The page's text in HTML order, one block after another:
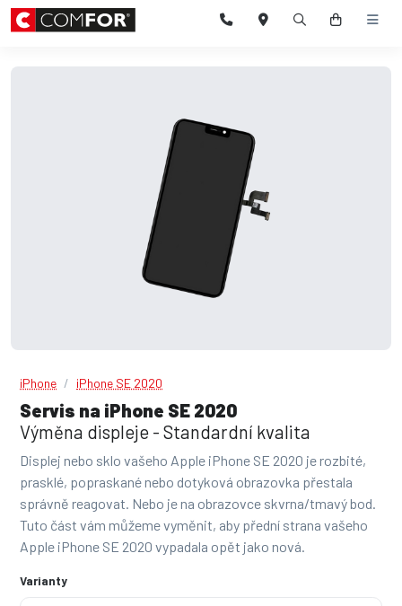
iPhone iPhone SE 2020
Servis na iPhone SE 2020
Výměna displeje - Standardní kvalita
Displej nebo sklo vašeho Apple iPhone SE 2020 je rozbité,
prasklé, popraskané nebo dotyková obrazovka přestala
správně reagovat. Nebo je na obrazovce skvrna/tmavý bod.
Tuto část vám můžeme vyměnit, aby přední strana vašeho
Apple iPhone SE 2020 vypadala opět jako nová.
Varianty